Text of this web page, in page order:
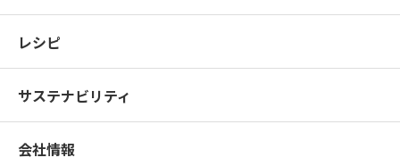
レシピ
サステナビリティ
会社情報